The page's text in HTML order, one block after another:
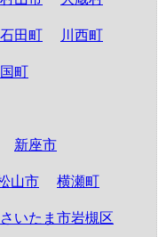
田町 川西町
町
新座市
山市 横瀬町
さいたま市岩槻区